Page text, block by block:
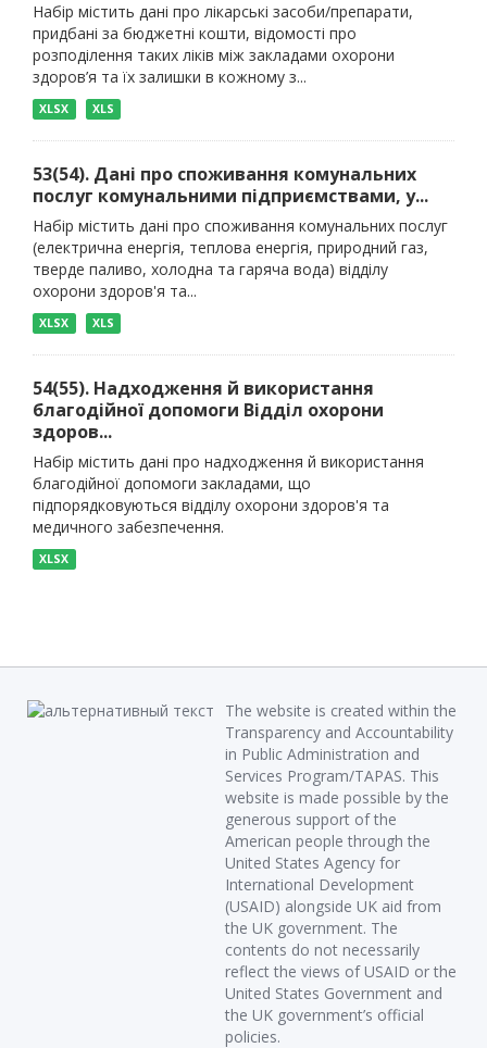
Набір містить дані про лікарські засоби/препарати,
придбані за бюджетні кошти, відомості про
розподілення таких ліків між закладами охорони
здоров’я та їх залишки в кожному з...
XLSX XLS
53(54). Дані про споживання комунальних
послуг комунальними підприємствами, у...
Набір містить дані про споживання комунальних послуг
(електрична енергія, теплова енергія, природний газ,
тверде паливо, холодна та гаряча вода) відділу
охорони здоров'я та...
XLSX XLS
54(55). Надходження й використання
благодійної допомоги Відділ охорони
здоров...
Набір містить дані про надходження й використання
благодійної допомоги закладами, що
підпорядковуються відділу охорони здоров'я та
медичного забезпечення.
XLSX
The website is created within the
Transparency and Accountability
in Public Administration and
Services Program/TAPAS. This
website is made possible by the
generous support of the
American people through the
United States Agency for
International Development
(USAID) alongside UK aid from
the UK government. The
contents do not necessarily
reflect the views of USAID or the
United States Government and
the UK government’s official
policies.